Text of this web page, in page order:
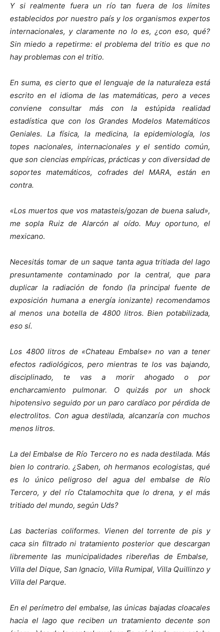
Y si realmente fuera un río tan fuera de los límites
establecidos por nuestro país y los organismos expertos
internacionales, y claramente no lo es, ¿con eso, qué?
Sin miedo a repetirme: el problema del tritio es que no
hay problemas con el tritio.
En suma, es cierto que el lenguaje de la naturaleza está
escrito en el idioma de las matemáticas, pero a veces
conviene consultar más con la estúpida realidad
estadística que con los Grandes Modelos Matemáticos
Geniales. La física, la medicina, la epidemiología, los
topes nacionales, internacionales y el sentido común,
que son ciencias empíricas, prácticas y con diversidad de
soportes matemáticos, cofrades del MARA, están en
contra.
«Los muertos que vos matasteis/gozan de buena salud»,
me sopla Ruiz de Alarcón al oído. Muy oportuno, el
mexicano.
Necesitás tomar de un saque tanta agua tritiada del lago
presuntamente contaminado por la central, que para
duplicar la radiación de fondo (la principal fuente de
exposición humana a energía ionizante) recomendamos
al menos una botella de 4800 litros. Bien potabilizada,
eso sí.
Los 4800 litros de «Chateau Embalse» no van a tener
efectos radiológicos, pero mientras te los vas bajando,
disciplinado, te vas a morir ahogado o por
encharcamiento pulmonar. O quizás por un shock
hipotensivo seguido por un paro cardíaco por pérdida de
electrolitos. Con agua destilada, alcanzaría con muchos
menos litros.
La del Embalse de Río Tercero no es nada destilada. Más
bien lo contrario. ¿Saben, oh hermanos ecologistas, qué
es lo único peligroso del agua del embalse de Río
Tercero, y del río Ctalamochita que lo drena, y el más
tritiado del mundo, según Uds?
Las bacterias coliformes. Vienen del torrente de pis y
caca sin filtrado ni tratamiento posterior que descargan
libremente las municipalidades ribereñas de Embalse,
Villa del Dique, San Ignacio, Villa Rumipal, Villa Quillinzo y
Villa del Parque.
En el perímetro del embalse, las únicas bajadas cloacales
hacia el lago que reciben un tratamiento decente son